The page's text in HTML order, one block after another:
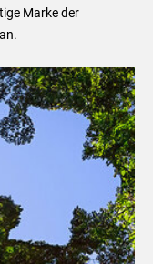
Marke der